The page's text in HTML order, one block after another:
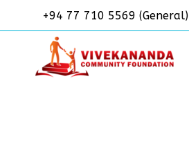
+94 77 710 5569 (General)